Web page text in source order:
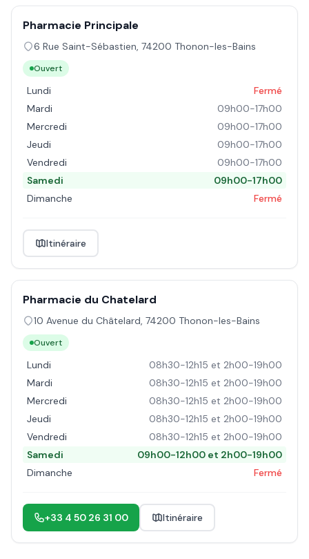
Pharmacie Principale
6 Rue Saint-Sébastien, 74200 Thonon-les-Bains
Ouvert
Lundi
Fermé
Mardi
09h00-17h00
Mercredi
09h00-17h00
Jeudi
09h00-17h00
Vendredi
09h00-17h00
Samedi
09h00-17h00
Dimanche
Fermé
Itinéraire
Pharmacie du Chatelard
10 Avenue du Châtelard, 74200 Thonon-les-Bains
Ouvert
Lundi
08h30-12h15 et 2h00-19h00
Mardi
08h30-12h15 et 2h00-19h00
Mercredi
08h30-12h15 et 2h00-19h00
Jeudi
08h30-12h15 et 2h00-19h00
Vendredi
08h30-12h15 et 2h00-19h00
Samedi
09h00-12h00 et 2h00-19h00
Dimanche
Fermé
+33 4 50 26 31 00 Itinéraire